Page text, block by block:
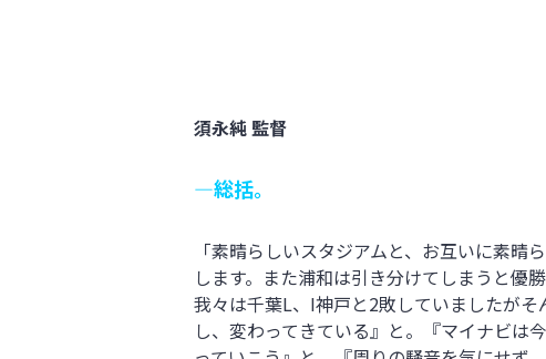
須永純 監督
―総括。
「素晴らしいスタジアムと、お互いに素
します。また浦和は引き分けてしまうと優
我々は千葉L、I神戸と2敗していましたが
し、変わってきている』と。『マイナビは